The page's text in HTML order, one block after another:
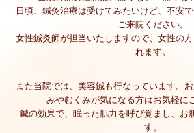
日頃、鍼灸治療は受けてみたいけど、不安
ご来院ください。
女性鍼灸師が担当いたしますので、女性の
れます。
また当院では、美容鍼も行なっています。
みやむくみが気になる方はお気軽に
鍼の効果で、眠った肌力を呼び覚まし、お
す。